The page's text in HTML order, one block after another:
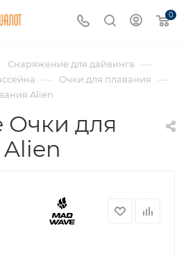
0
Снаряжение для дайвинга —
— Очки для плавания —
Alien
Очки для